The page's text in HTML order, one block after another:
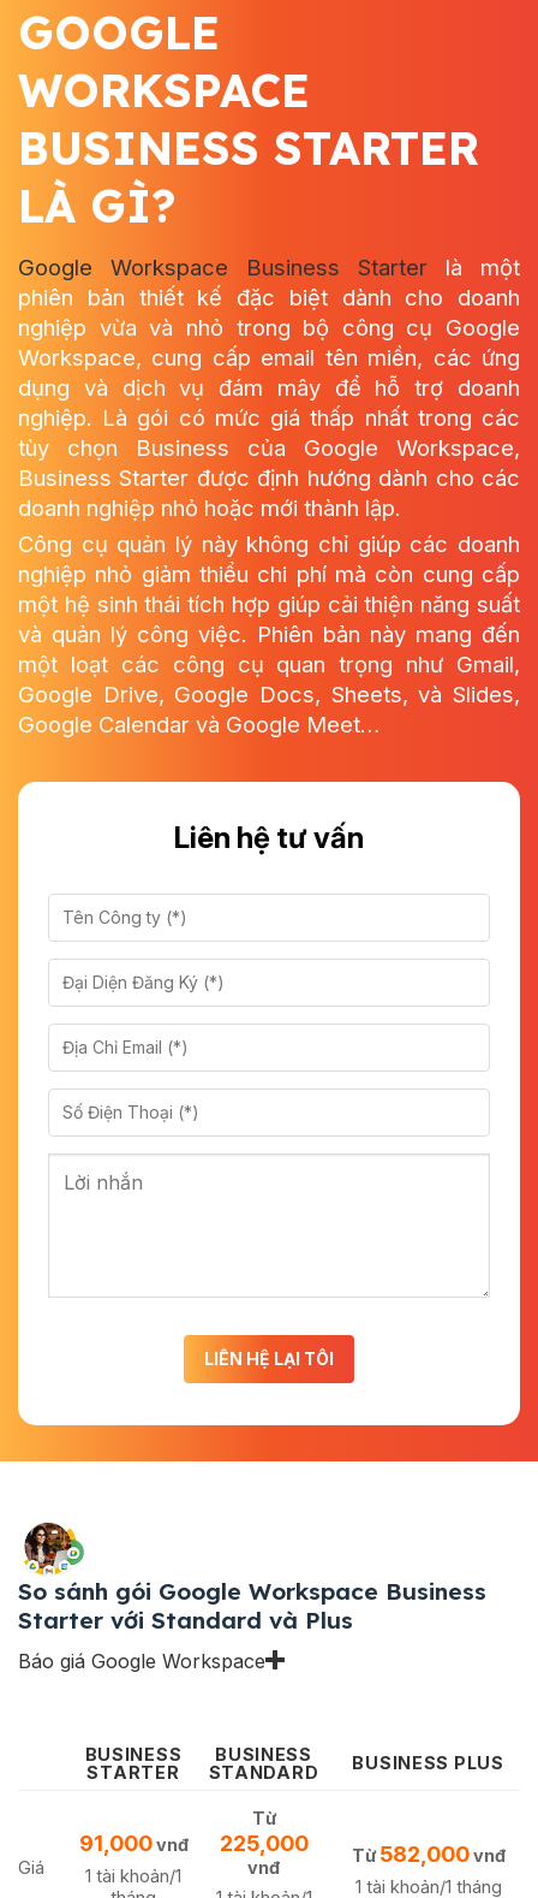
GOOGLE
WORKSPACE
BUSINESS STARTER
LÀ GÌ?
Google Workspace Business Starter là một
phiên bản thiết kế đặc biệt dành cho doanh
nghiệp vừa và nhỏ trong bộ công cụ Google
Workspace, cung cấp email tên miền, các ứng
dụng và dịch vụ đám mây để hỗ trợ doanh
nghiệp. Là gói có mức giá thấp nhất trong các
tùy chọn Business của Google Workspace,
Business Starter được định hướng dành cho các
doanh nghiệp nhỏ hoặc mới thành lập.
Công cụ quản lý này không chỉ giúp các doanh
nghiệp nhỏ giảm thiểu chi phí mà còn cung cấp
một hệ sinh thái tích hợp giúp cải thiện năng suất
và quản lý công việc. Phiên bản này mang đến
một loạt các công cụ quan trọng như Gmail,
Google Drive, Google Docs, Sheets, và Slides,
Google Calendar và Google Meet…
Liên hệ tư vấn
So sánh gói Google Workspace Business
Starter với Standard và Plus
Báo giá Google Workspace
BUSINESS
STARTER
BUSINESS
STANDARD
BUSINESS PLUS
Giá
91,000vnđ
1 tài khoản/1
Từ
225,000
vnđ
Từ582,000vnđ
1 tài khoản/1 tháng